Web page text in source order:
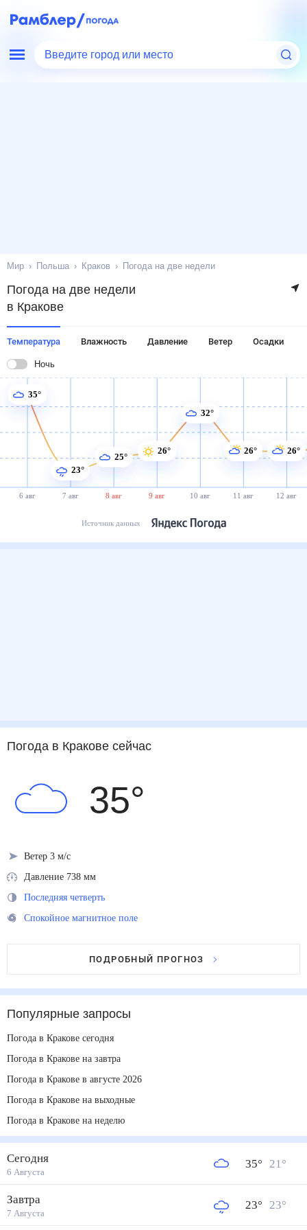
Введите город или место
Мир Польша Краков Погода на две недели
Погода на две недели
в Кракове
Температура Влажность Давление Ветер Осадки
Ночь
6 авг 7 авг 8 авг 9 авг 10 авг 11 авг 12 авг
35°
23°
25° 26°
32°
26° 26°
Источник данных
Погода в Кракове сейчас
35°
Ветер 3 м/с
Давление 738 мм
Последняя четверть
Спокойное магнитное поле
ПОДРОБНЫЙ ПРОГНОЗ
Популярные запросы
Погода в Кракове сегодня
Погода в Кракове на завтра
Погода в Кракове в августе 2026
Погода в Кракове на выходные
Погода в Кракове на неделю
Сегодня
6 Августа
35° 21°
Завтра
7 Августа
23° 23°